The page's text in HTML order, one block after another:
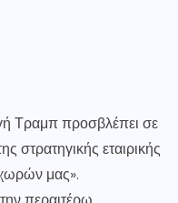
Τραμπ προσβλέπει σε
στρατηγικής εταιρικής
μας».